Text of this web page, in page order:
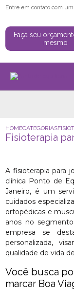
Entre em contato com
Faça seu
mesmo
HOMECATEGORIAS
Fisioterapia
A fisioterapia para
clínica Ponto de
Janeiro, é um
cuidados
ortopédicas e
anos no
empresa se
personalizada,
qualidade de vida
Você busca
marcar Boa